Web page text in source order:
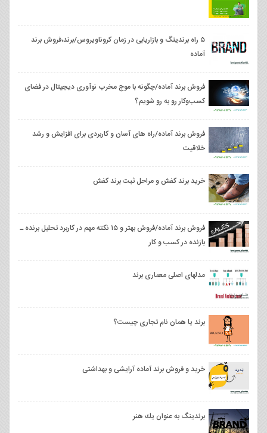
۵ راه برندینگ و بازاریابی در زمان کروناویروس/برند،فروش برند
آماده
فروش برند آماده/چگونه با موج مخرب نوآوری دیجیتال در فضای
کسب‌وکار رو به رو شویم؟
فروش برند آماده/راه های آسان و کاربردی برای افزایش و رشد
خلاقیت
خرید برند کفش و مراحل ثبت برند کفش
فروش برند آماده/فروش بهتر و ۱۵ نکته مهم در کاربرد تحلیل برنده ـ
بازنده در کسب و کار
مدلهای اصلی معماری برند
برند یا همان نام تجاری چیست؟
خرید و فروش برند آماده آرایشی و بهداشتی
برندينگ به عنوان يك هنر